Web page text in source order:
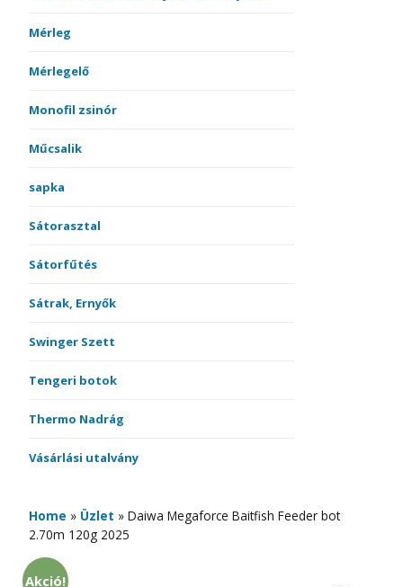
Mérleg
Mérlegelő
Monofil zsinór
Műcsalik
sapka
Sátorasztal
Sátorfűtés
Sátrak, Ernyők
Swinger Szett
Tengeri botok
Thermo Nadrág
Vásárlási utalvány
Home » Üzlet » Daiwa Megaforce Baitfish Feeder bot
2.70m 120g 2025
Akció!